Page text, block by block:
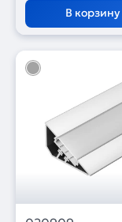
В корзину